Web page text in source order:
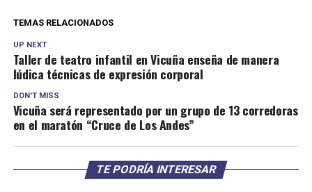
TEMAS RELACIONADOS
UP NEXT
Taller de teatro infantil en Vicuña enseña de manera
lúdica técnicas de expresión corporal
DON'T MISS
Vicuña será representado por un grupo de 13 corredoras
en el maratón “Cruce de Los Andes”
TE PODRÍA INTERESAR